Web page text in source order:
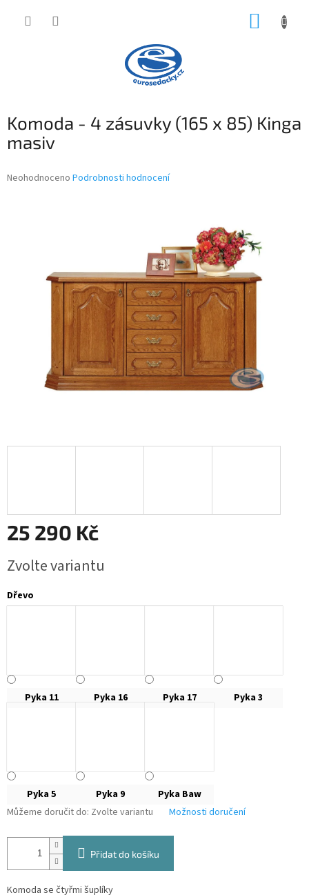
Komoda - 4 zásuvky (165 x 85) Kinga
masiv
Průměrné
Neohodnoceno Podrobnosti hodnocení
25 290 Kč
cena:
Zvolte variantu
Dřevo
Pyka 11 Pyka 16 Pyka 17 Pyka 3
Pyka 5 Pyka 9
Pyka Baw
Můžeme doručit do: Zvolte variantu Možnosti doručení
Přidat do košíku
Komoda se čtyřmi šuplíky